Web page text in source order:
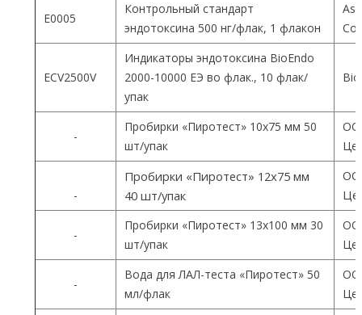
E0005
Контрольный стандарт
эндотоксина 500 нг/флак, 1 флакон
ECV2500V
Индикаторы эндотоксина BioEndo
2000-10000 ЕЭ во флак., 10 флак/
упак
-
Пробирки «Пиротест» 10х75 мм 50
шт/упак
-
Пробирки «Пиротест» 12х75 мм
40 шт/упак
-
Пробирки «Пиротест» 13х100 мм 30
шт/упак
-
Вода для ЛАЛ-теста «Пиротест» 50
мл/флак